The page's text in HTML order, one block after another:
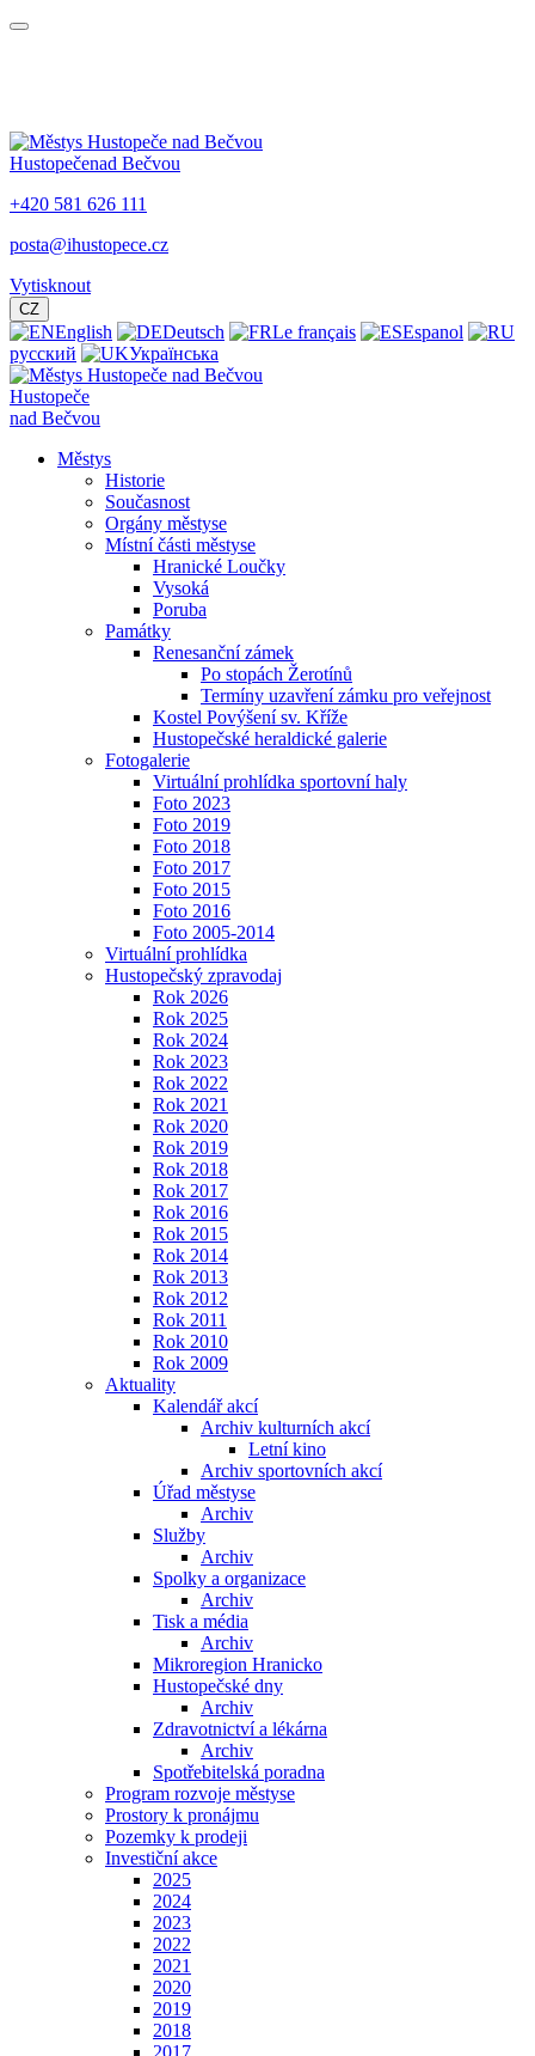
Hustopečenad Bečvou
+420 581 626 111
posta@ihustopece.cz
Vytisknout
CZ
English Deutsch Le français
Espanol
русский
Українська
Hustopeče
nad Bečvou
Městys
Historie
Současnost
Orgány městyse
Místní části městyse
Hranické Loučky
Vysoká
Poruba
Památky
Renesanční zámek
Po stopách Žerotínů
Termíny uzavření zámku pro veřejnost
Kostel Povýšení sv. Kříže
Hustopečské heraldické galerie
Fotogalerie
Virtuální prohlídka sportovní haly
Foto 2023
Foto 2019
Foto 2018
Foto 2017
Foto 2015
Foto 2016
Foto 2005-2014
Virtuální prohlídka
Hustopečský zpravodaj
Rok 2026
Rok 2025
Rok 2024
Rok 2023
Rok 2022
Rok 2021
Rok 2020
Rok 2019
Rok 2018
Rok 2017
Rok 2016
Rok 2015
Rok 2014
Rok 2013
Rok 2012
Rok 2011
Rok 2010
Rok 2009
Aktuality
Kalendář akcí
Archiv kulturních akcí
Letní kino
Archiv sportovních akcí
Úřad městyse
Archiv
Služby
Archiv
Spolky a organizace
Archiv
Tisk a média
Archiv
Mikroregion Hranicko
Hustopečské dny
Archiv
Zdravotnictví a lékárna
Archiv
Spotřebitelská poradna
Program rozvoje městyse
Prostory k pronájmu
Pozemky k prodeji
Investiční akce
2025
2024
2023
2022
2021
2020
2019
2018
2017